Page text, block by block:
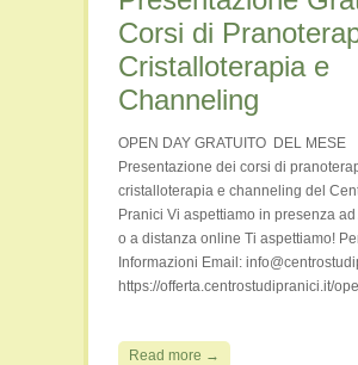
Corsi di
Cristalloterapia e
Channeling
OPEN DAY GRATUITO DEL MESE
Presentazione dei corsi di
cristalloterapia e channeling del
Pranici Vi aspettiamo in presenza
o a distanza online Ti aspettiamo!
Informazioni Email:
https://offerta.centrostudipranici.it/
Read more →